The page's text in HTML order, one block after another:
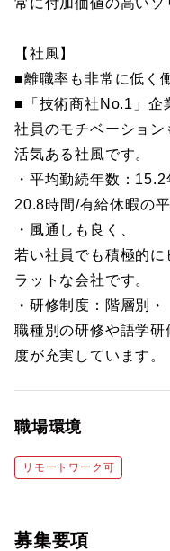
常に付加価値の高いソ
【社風】
■離職率も非常に低く
■「技術商社No.1」企
社員のモチベーション
活気ある社風です。
・平均勤続年数：
20.8時間/有給休暇の
・風通しも良く、
若い社員でも積極的
ラットな会社です。
・研修制度：階層別・
職種別の研修や語学研
度が充実しています。
職場環境
リモートワーク可
募集要項